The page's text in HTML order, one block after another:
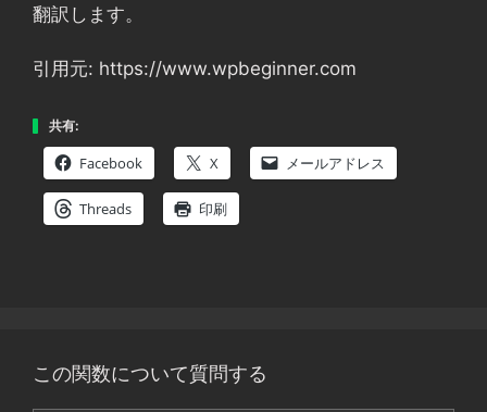
翻訳します。
引用元: https://www.wpbeginner.com
共有:
Facebook X メールアドレス
Threads 印刷
この関数について質問する